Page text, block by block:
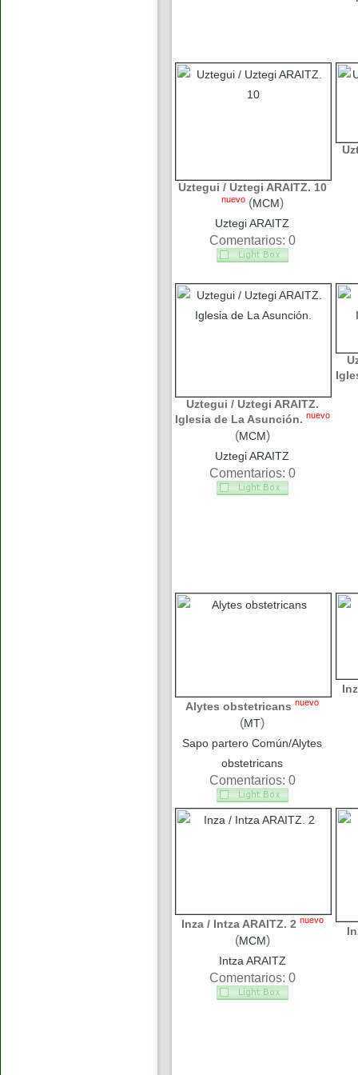
Uztegui / Uztegi ARAITZ. 10
nuevo (MCM)
Uztegi ARAITZ
Comentarios: 0
Uztegui / Uztegi ARAITZ.
Iglesia de La Asunción. nuevo
(MCM)
Uztegi ARAITZ
Comentarios: 0
Alytes obstetricans nuevo
(MT)
Sapo partero Común/Alytes
obstetricans
Comentarios: 0
Inza / Intza ARAITZ. 2 nuevo
(MCM)
Intza ARAITZ
Comentarios: 0